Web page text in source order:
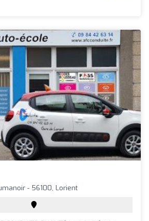
- 56100, Lorient